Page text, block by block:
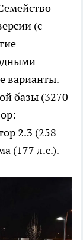
(с
варианты.
базы (3270
2.3 (258
(177 л.с.).